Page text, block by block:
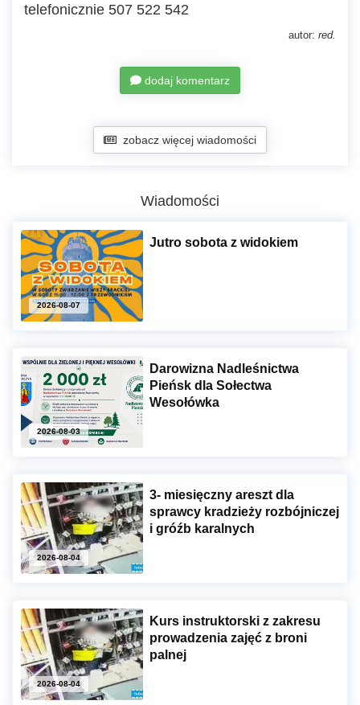
telefonicznie 507 522 542
autor: red.
dodaj komentarz
zobacz więcej wiadomości
Wiadomości
2026-08-07
Jutro sobota z widokiem
2026-08-03
Darowizna Nadleśnictwa
Pieńsk dla Sołectwa
Wesołówka
2026-08-04
3- miesięczny areszt dla
sprawcy kradzieży rozbójniczej
i gróźb karalnych
2026-08-04
Kurs instruktorski z zakresu
prowadzenia zajęć z broni
palnej